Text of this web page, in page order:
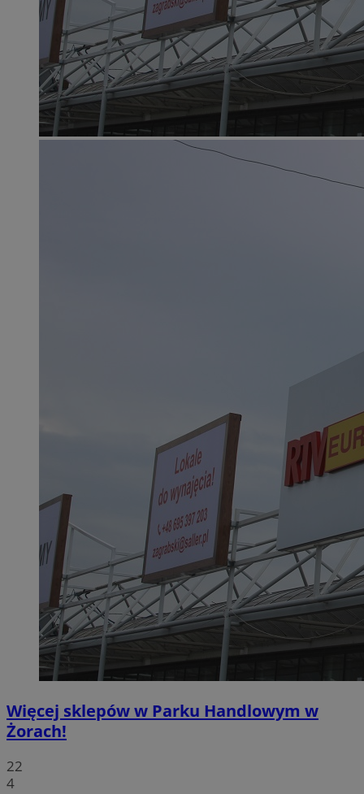
Więcej sklepów w Parku Handlowym w
Żorach!
22
4